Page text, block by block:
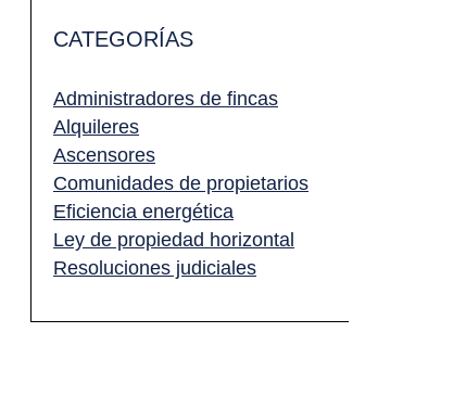
CATEGORÍAS
Administradores de fincas
Alquileres
Ascensores
Comunidades de propietarios
Eficiencia energética
Ley de propiedad horizontal
Resoluciones judiciales